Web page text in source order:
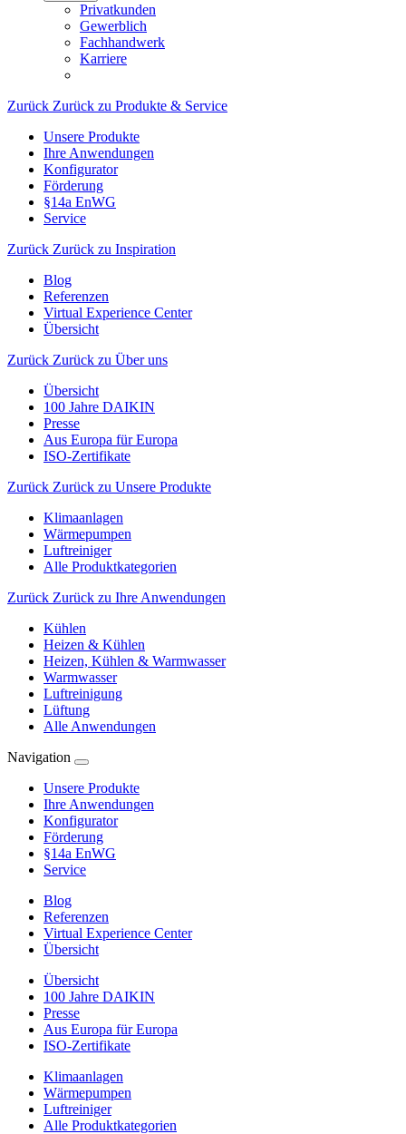
Privatkunden
Gewerblich
Fachhandwerk
Karriere
Zurück Zurück zu Produkte & Service
Unsere Produkte
Ihre Anwendungen
Konfigurator
Förderung
§14a EnWG
Service
Zurück Zurück zu Inspiration
Blog
Referenzen
Virtual Experience Center
Übersicht
Zurück Zurück zu Über uns
Übersicht
100 Jahre DAIKIN
Presse
Aus Europa für Europa
ISO-Zertifikate
Zurück Zurück zu Unsere Produkte
Klimaanlagen
Wärmepumpen
Luftreiniger
Alle Produktkategorien
Zurück Zurück zu Ihre Anwendungen
Kühlen
Heizen & Kühlen
Heizen, Kühlen & Warmwasser
Warmwasser
Luftreinigung
Lüftung
Alle Anwendungen
Navigation
Unsere Produkte
Ihre Anwendungen
Konfigurator
Förderung
§14a EnWG
Service
Blog
Referenzen
Virtual Experience Center
Übersicht
Übersicht
100 Jahre DAIKIN
Presse
Aus Europa für Europa
ISO-Zertifikate
Klimaanlagen
Wärmepumpen
Luftreiniger
Alle Produktkategorien